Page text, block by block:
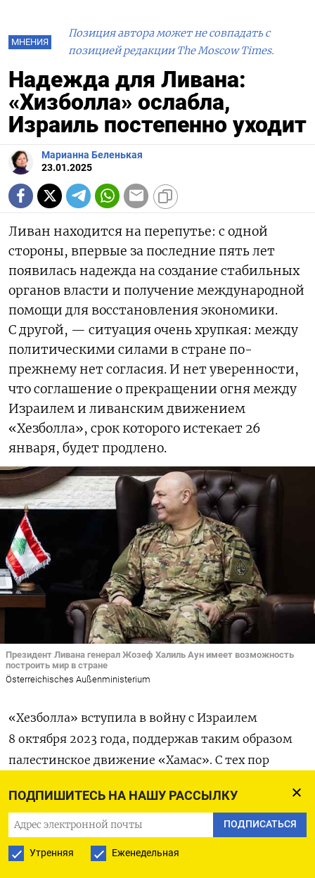
ПОДПИШИТЕСЬ НА НАШУ РАССЫЛКУ
ПОДПИСАТЬСЯ
Утренняя Еженедельная
МНЕНИЯ
Позиция автора может не совпадать с
позицией редакции The Moscow Times.
Надежда для Ливана:
«Хизболла» ослабла,
Израиль постепенно уходит
Марианна Беленькая
23.01.2025
Ливан находится на перепутье: с одной
стороны, впервые за последние пять лет
появилась надежда на создание стабильных
органов власти и получение международной
помощи для восстановления экономики.
С другой, — ситуация очень хрупкая: между
политическими силами в стране по-
прежнему нет согласия. И нет уверенности,
что соглашение о прекращении огня между
Израилем и ливанским движением
«Хезболла», срок которого истекает 26
января, будет продлено.
Президент Ливана генерал Жозеф Халиль Аун имеет возможность
построить мир в стране
Österreichisches Außenministerium
«Хезболла» вступила в войну с Израилем
8 октября 2023 года, поддержав таким образом
палестинское движение «Хамас». С тех пор
в секторе Газа и на севере в Ливане. Изначально
приоритет был отдан Газе, но в сентябре 2024
года ситуация изменилась. Израиль решил
положить конец обстрелам «Хезболлы» своей